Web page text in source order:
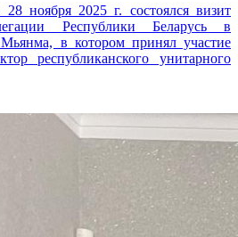
ноября 2025 г. состоялся визит
Республики Беларусь в
в котором принял участие
республиканского унитарного